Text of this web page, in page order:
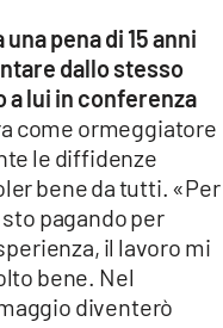
pena di 15 anni
dallo stesso
a lui in conferenza
come ormeggiatore
le diffidenze
bene da tutti. «Per
sto pagando per
il lavoro mi
bene. Nel
diventerò